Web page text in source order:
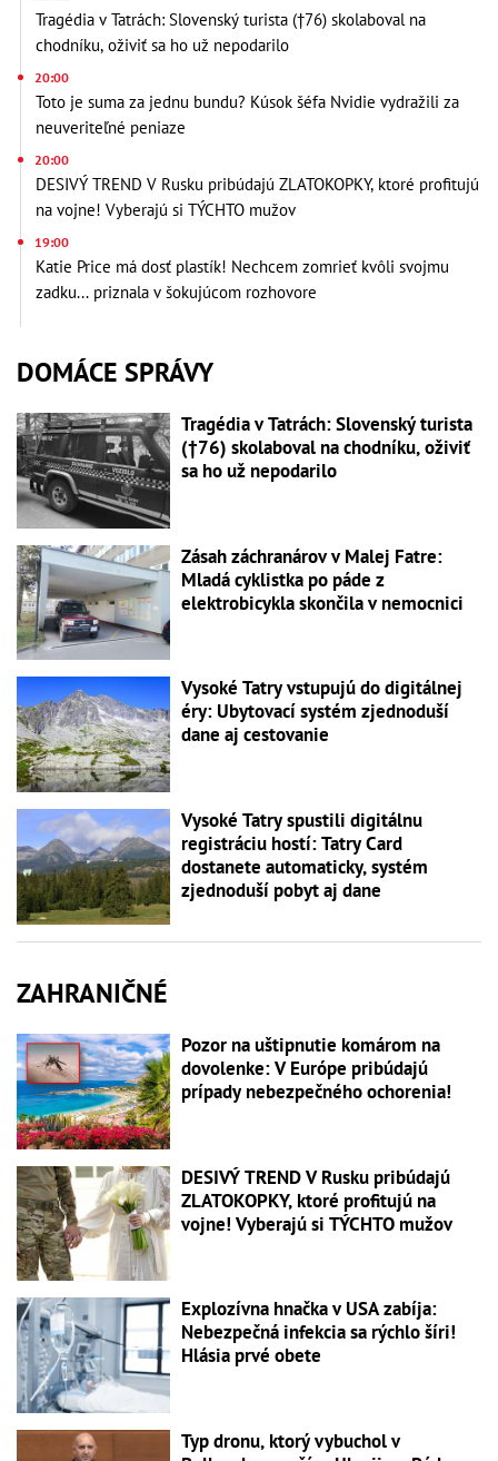
Tragédia v Tatrách: Slovenský turista (†76) skolaboval na
chodníku, oživiť sa ho už nepodarilo
20:00
Toto je suma za jednu bundu? Kúsok šéfa Nvidie vydražili za
neuveriteľné peniaze
20:00
DESIVÝ TREND V Rusku pribúdajú ZLATOKOPKY, ktoré profitujú
na vojne! Vyberajú si TÝCHTO mužov
19:00
Katie Price má dosť plastík! Nechcem zomrieť kvôli svojmu
zadku... priznala v šokujúcom rozhovore
DOMÁCE SPRÁVY
Tragédia v Tatrách: Slovenský turista
(†76) skolaboval na chodníku, oživiť
sa ho už nepodarilo
Zásah záchranárov v Malej Fatre:
Mladá cyklistka po páde z
elektrobicykla skončila v nemocnici
Vysoké Tatry vstupujú do digitálnej
éry: Ubytovací systém zjednoduší
dane aj cestovanie
Vysoké Tatry spustili digitálnu
registráciu hostí: Tatry Card
dostanete automaticky, systém
zjednoduší pobyt aj dane
ZAHRANIČNÉ
Pozor na uštipnutie komárom na
dovolenke: V Európe pribúdajú
prípady nebezpečného ochorenia!
DESIVÝ TREND V Rusku pribúdajú
ZLATOKOPKY, ktoré profitujú na
vojne! Vyberajú si TÝCHTO mužov
Explozívna hnačka v USA zabíja:
Nebezpečná infekcia sa rýchlo šíri!
Hlásia prvé obete
Typ dronu, ktorý vybuchol v